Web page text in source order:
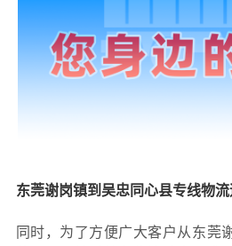
东莞谢岗镇到吴忠同心县专线物
同时，为了方便广大客户从东莞